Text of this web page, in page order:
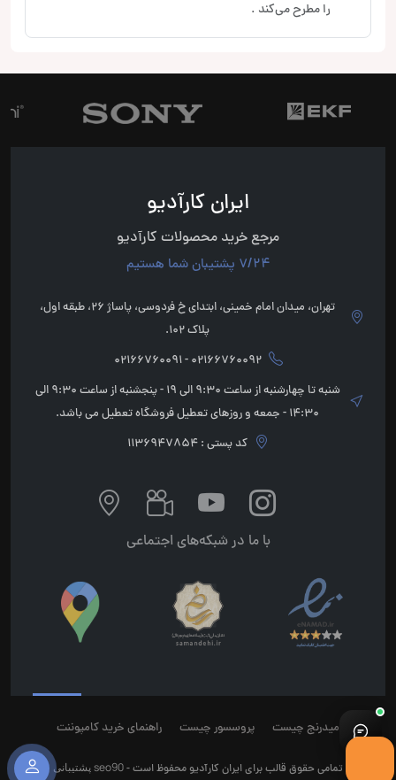
را مطرح می‌کند .
ایران کارآدیو
مرجع خرید محصولات کارآدیو
7/24 پشتیبان شما هستیم
تهران، میدان امام خمینی، ابتدای خ فردوسی، پاساژ 26، طبقه اول،
پلاک 102.
02166760092 - 02166760091
شنبه تا چهارشنبه از ساعت 9:30 الی 19 - پنجشنبه از ساعت 9:30 الی
14:30 - جمعه و روزهای تعطیل فروشگاه تعطیل می باشد.
کد پستی : 1136947854
با ما در شبکه‌های اجتماعی
میدرنج چیست پروسسور چیست راهنمای خرید کامپوننت
تمامی حقوق قالب برای ایران کارآدیو محفوظ است -seo90پشتیبانی